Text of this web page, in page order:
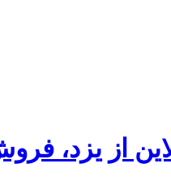
از یزد،